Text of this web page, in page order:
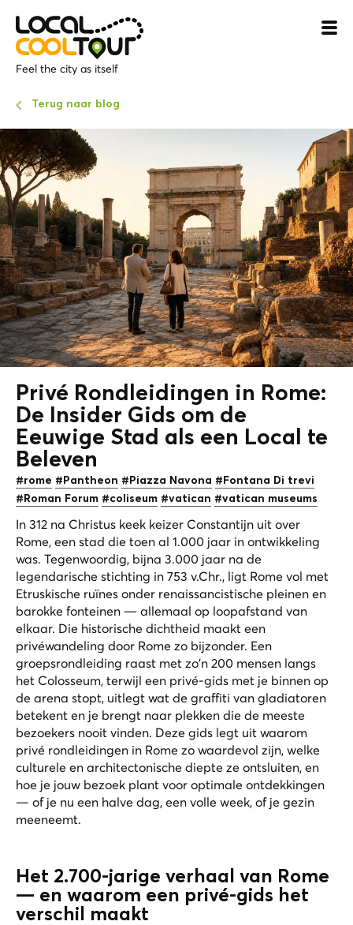
Feel the city as itself
Terug naar blog
Privé Rondleidingen in Rome:
De Insider Gids om de
Eeuwige Stad als een Local te
Beleven
#rome #Pantheon #Piazza Navona #Fontana Di trevi
#Roman Forum #coliseum #vatican #vatican museums
In 312 na Christus keek keizer Constantijn uit over
Rome, een stad die toen al 1.000 jaar in ontwikkeling
was. Tegenwoordig, bijna 3.000 jaar na de
legendarische stichting in 753 v.Chr., ligt Rome vol met
Etruskische ruïnes onder renaissancistische pleinen en
barokke fonteinen — allemaal op loopafstand van
elkaar. Die historische dichtheid maakt een
privéwandeling door Rome zo bijzonder. Een
groepsrondleiding raast met zo'n 200 mensen langs
het Colosseum, terwijl een privé-gids met je binnen op
de arena stopt, uitlegt wat de graffiti van gladiatoren
betekent en je brengt naar plekken die de meeste
bezoekers nooit vinden. Deze gids legt uit waarom
privé rondleidingen in Rome zo waardevol zijn, welke
culturele en architectonische diepte ze ontsluiten, en
hoe je jouw bezoek plant voor optimale ontdekkingen
— of je nu een halve dag, een volle week, of je gezin
meeneemt.
Het 2.700-jarige verhaal van Rome
— en waarom een privé-gids het
verschil maakt